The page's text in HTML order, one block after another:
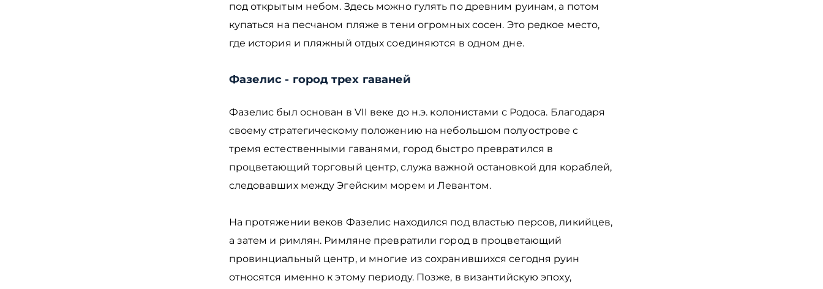
под открытым небом. Здесь можно гулять по древним руинам, а потом
купаться на песчаном пляже в тени огромных сосен. Это редкое место,
где история и пляжный отдых соединяются в одном дне.
Фазелис - город трех гаваней
Фазелис был основан в VII веке до н.э. колонистами с Родоса. Благодаря
своему стратегическому положению на небольшом полуострове с
тремя естественными гаванями, город быстро превратился в
процветающий торговый центр, служа важной остановкой для кораблей,
следовавших между Эгейским морем и Левантом.
На протяжении веков Фазелис находился под властью персов, ликийцев,
а затем и римлян. Римляне превратили город в процветающий
провинциальный центр, и многие из сохранившихся сегодня руин
относятся именно к этому периоду. Позже, в византийскую эпоху,